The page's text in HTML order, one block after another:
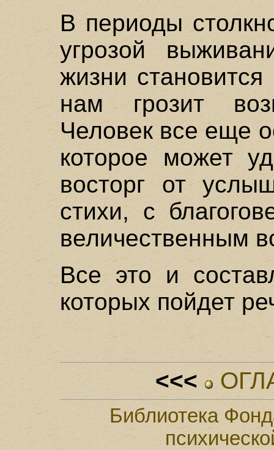
В периоды
угрозой
жизни
нам грозит
Человек все еще
которое может
восторг от
стихи, с
величественным
Все это и
которых пойдет
<<<
Библиотека